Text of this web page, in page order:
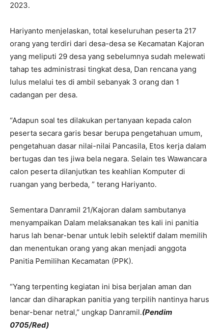
2023.
Hariyanto menjelaskan, total keseluruhan peserta 217
orang yang terdiri dari desa-desa se Kecamatan Kajoran
yang meliputi 29 desa yang sebelumnya sudah melewati
tahap tes administrasi tingkat desa, Dan rencana yang
lulus melalui tes di ambil sebanyak 3 orang dan 1
cadangan per desa.
“Adapun soal tes dilakukan pertanyaan kepada calon
peserta secara garis besar berupa pengetahuan umum,
pengetahuan dasar nilai-nilai Pancasila, Etos kerja dalam
bertugas dan tes jiwa bela negara. Selain tes Wawancara
calon peserta dilanjutkan tes keahlian Komputer di
ruangan yang berbeda, ” terang Hariyanto.
Sementara Danramil 21/Kajoran dalam sambutanya
menyampaikan Dalam melaksanakan tes kali ini panitia
harus lah benar-benar untuk lebih selektif dalam memilih
dan menentukan orang yang akan menjadi anggota
Panitia Pemilihan Kecamatan (PPK).
“Yang terpenting kegiatan ini bisa berjalan aman dan
lancar dan diharapkan panitia yang terpilih nantinya harus
benar-benar netral,” ungkap Danramil.(Pendim
0705/Red)